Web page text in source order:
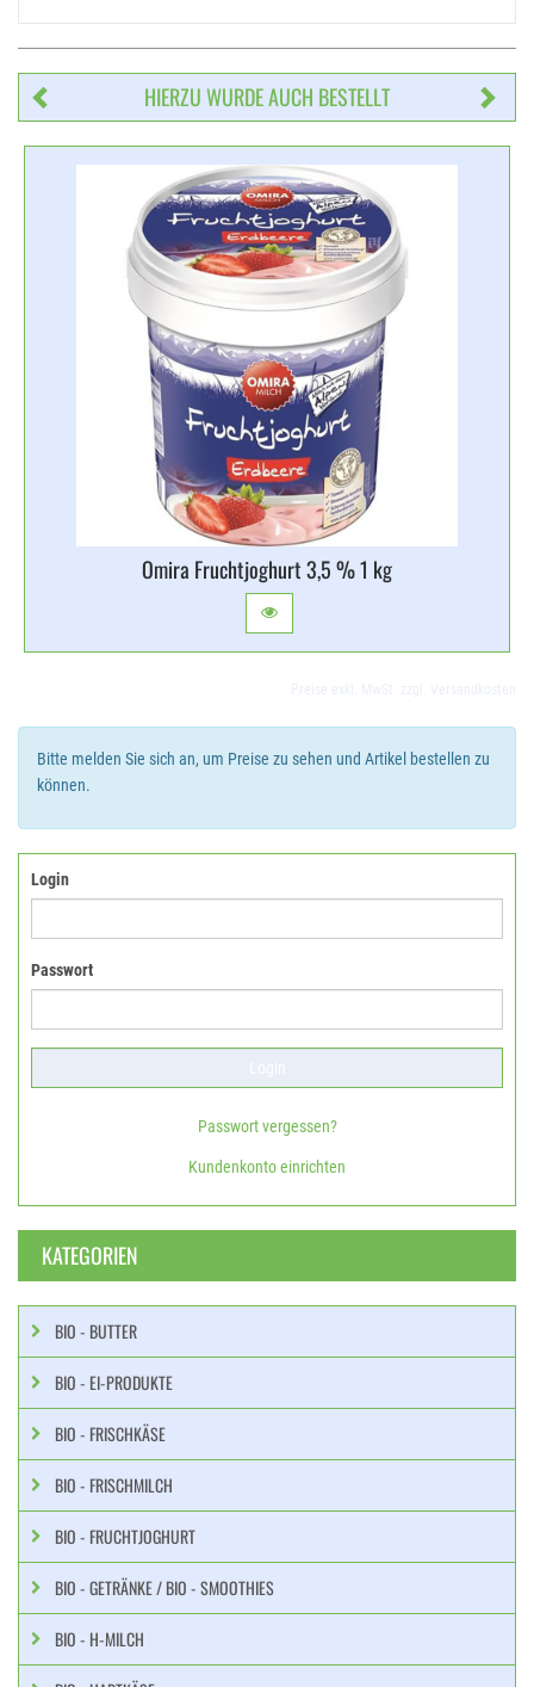
HIERZU WURDE AUCH BESTELLT
Omira Fruchtjoghurt 3,​5 % 1 kg
Bitte melden Sie sich an, um Preise zu sehen und Artikel bestellen zu
können.
Login
Passwort
Passwort vergessen?
Kundenkonto einrichten
KATEGORIEN
BIO - BUTTER
BIO - EI-PRODUKTE
BIO - FRISCHKÄSE
BIO - FRISCHMILCH
BIO - FRUCHTJOGHURT
BIO - GETRÄNKE / BIO - SMOOTHIES
BIO - H-MILCH